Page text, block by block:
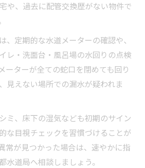
や、過去に配管交換歴がない物件で
、定期的な水道メーターの確認や、
レ・洗面台・風呂場の水回りの点検
ーターが全ての蛇口を閉めても回り
見えない場所での漏水が疑われま
ミ、床下の湿気なども初期のサイン
な目視チェックを習慣づけることが
常が見つかった場合は、速やかに指
水道局へ相談しましょう。